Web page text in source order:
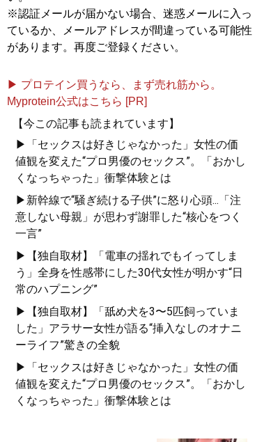
※認証メールが届かない場合、迷惑メールに入っ
ているか、メールアドレスが間違っている可能性
があります。再度ご登録ください。
▶ プロテイン買うなら、まず売れ筋から。
Myprotein公式はこちら [PR]
【今この記事も読まれています】
▶「セックスは好きじゃなかった」女性の価
値観を変えた“プロ男優のセックス”。「おかし
くなっちゃった」衝撃体験とは
▶新幹線で“騒ぎ続ける子供”に怒り心頭...「注
意しない母親」が思わず謝罪した“核心をつく
一言”
▶【独自取材】「電車の揺れでもイってしま
う」全身を性感帯にした30代女性が明かす“日
常のハプニング”
▶【独自取材】「舐め犬を3〜5匹飼っていま
した」アラサー女性が語る“挿入なしのオナニ
ーライフ”驚きの全貌
▶「セックスは好きじゃなかった」女性の価
値観を変えた“プロ男優のセックス”。「おかし
くなっちゃった」衝撃体験とは